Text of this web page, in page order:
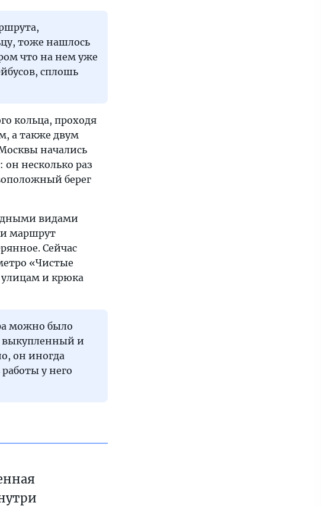
тоже нашлось
что на нем уже
сплошь
кольца, проходя
а также двум
начались
несколько раз
берег
видами
маршрут
Сейчас
«Чистые
и крюка
можно было
выкупленный и
он иногда
у него